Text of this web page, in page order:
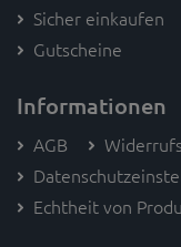
Sicher einkaufen
Gutscheine
Informationen
AGB
Echtheit von